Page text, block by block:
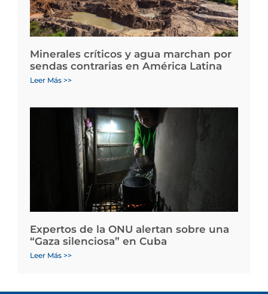
Minerales críticos y agua marchan por
sendas contrarias en América Latina
Leer Más >>
Expertos de la ONU alertan sobre una
“Gaza silenciosa” en Cuba
Leer Más >>